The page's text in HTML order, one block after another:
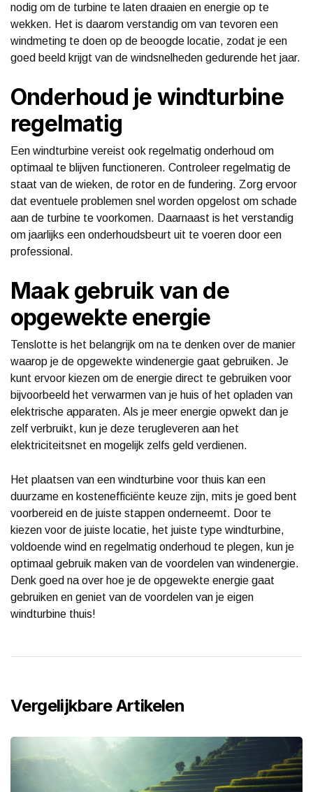
nodig om de turbine te laten draaien en energie op te
wekken. Het is daarom verstandig om van tevoren een
windmeting te doen op de beoogde locatie, zodat je een
goed beeld krijgt van de windsnelheden gedurende het jaar.
Onderhoud je windturbine
regelmatig
Een windturbine vereist ook regelmatig onderhoud om
optimaal te blijven functioneren. Controleer regelmatig de
staat van de wieken, de rotor en de fundering. Zorg ervoor
dat eventuele problemen snel worden opgelost om schade
aan de turbine te voorkomen. Daarnaast is het verstandig
om jaarlijks een onderhoudsbeurt uit te voeren door een
professional.
Maak gebruik van de
opgewekte energie
Tenslotte is het belangrijk om na te denken over de manier
waarop je de opgewekte windenergie gaat gebruiken. Je
kunt ervoor kiezen om de energie direct te gebruiken voor
bijvoorbeeld het verwarmen van je huis of het opladen van
elektrische apparaten. Als je meer energie opwekt dan je
zelf verbruikt, kun je deze terugleveren aan het
elektriciteitsnet en mogelijk zelfs geld verdienen.
Het plaatsen van een windturbine voor thuis kan een
duurzame en kostenefficiënte keuze zijn, mits je goed bent
voorbereid en de juiste stappen onderneemt. Door te
kiezen voor de juiste locatie, het juiste type windturbine,
voldoende wind en regelmatig onderhoud te plegen, kun je
optimaal gebruik maken van de voordelen van windenergie.
Denk goed na over hoe je de opgewekte energie gaat
gebruiken en geniet van de voordelen van je eigen
windturbine thuis!
Vergelijkbare Artikelen